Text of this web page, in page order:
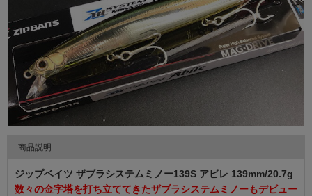
商品説明
ジップベイツ ザブラシステムミノー139S アビレ 139mm/20.7g
数々の金字塔を打ち立ててきたザブラシステムミノーもデビュー